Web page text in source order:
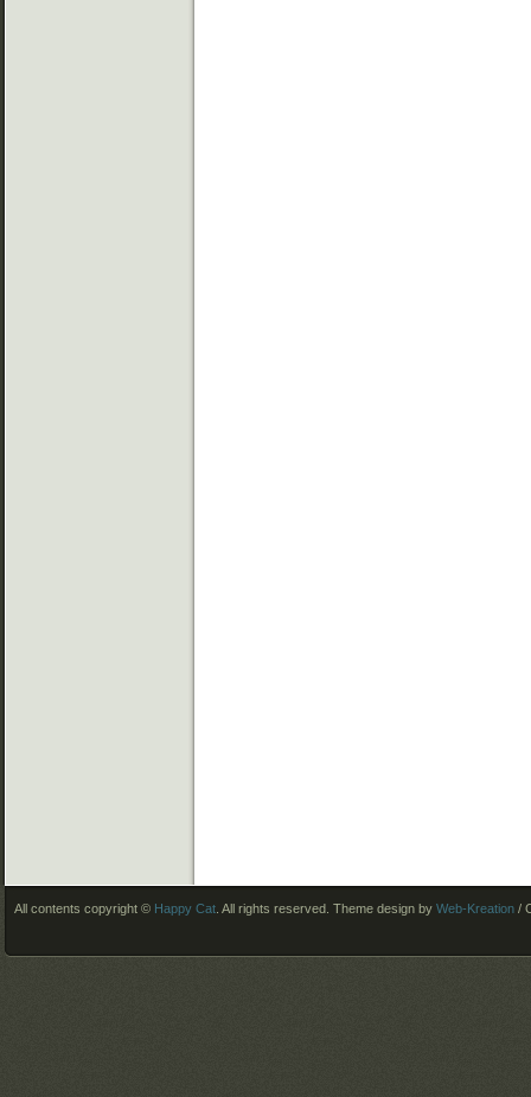
All contents copyright © Happy Cat . All rights reserved. Theme design by Web-Kreation /